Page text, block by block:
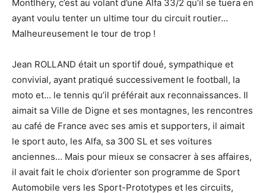
Montlhéry, c’est au volant d’une Alfa 33/2 qu’il se tuera en
ayant voulu tenter un ultime tour du circuit routier…
Malheureusement le tour de trop !
Jean ROLLAND était un sportif doué, sympathique et
convivial, ayant pratiqué successivement le football, la
moto et… le tennis qu’il préférait aux reconnaissances. Il
aimait sa Ville de Digne et ses montagnes, les rencontres
au café de France avec ses amis et supporters, il aimait
le sport auto, les Alfa, sa 300 SL et ses voitures
anciennes… Mais pour mieux se consacrer à ses affaires,
il avait fait le choix d’orienter son programme de Sport
Automobile vers les Sport-Prototypes et les circuits,